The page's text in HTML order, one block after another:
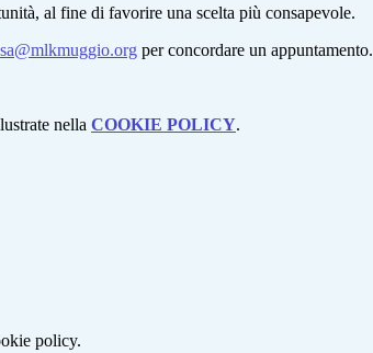
al fine di favorire una scelta più consapevole.
per concordare un appuntamento.
nella COOKIE POLICY.
policy.